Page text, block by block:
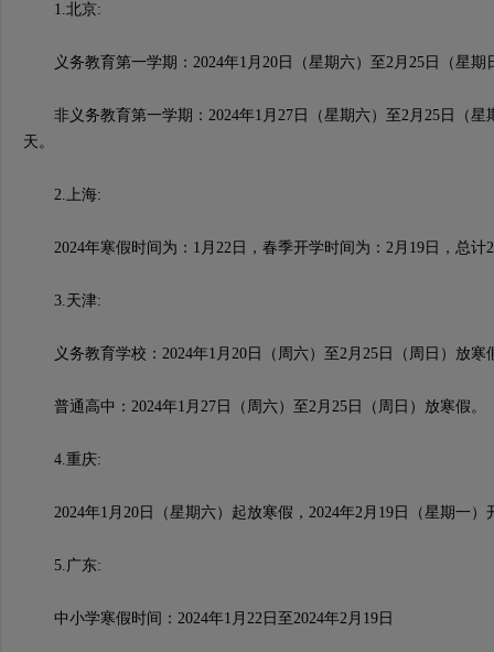
1.北京:
义务教育第一学期：2024年1月20日（星期六）至2月25日（星期
非义务教育第一学期：2024年1月27日（星期六）至2月25日（星
天。
2.上海:
2024年寒假时间为：1月22日，春季开学时间为：2月19日，总计
3.天津:
义务教育学校：2024年1月20日（周六）至2月25日（周日）放寒
普通高中：2024年1月27日（周六）至2月25日（周日）放寒假。
4.重庆:
2024年1月20日（星期六）起放寒假，2024年2月19日（星期一）
5.广东:
中小学寒假时间：2024年1月22日至2024年2月19日